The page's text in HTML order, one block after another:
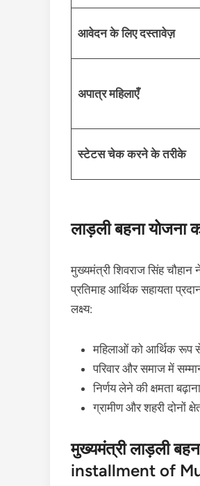
आवेदन के लिए दस्तावेज़
अपात्र महिलाएँ
स्टेटस चेक करने के तरीके
लाड़ली बहना
मुख्यमंत्री शिवराज सिंह
प्रतिमाह आर्थिक सहायता
लक्ष्य:
महिलाओं को आर्थिक रूप
परिवार और समाज में
निर्णय लेने की क्षमता
ग्रामीण और शहरी दोनों
मुख्यमंत्री लाड़ली
installment of